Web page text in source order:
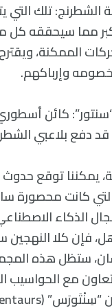
الشطرنج: تلك التي
مما سيحققه كل
الممكنة،
وإرباكهم.
“سنتور”: كائن
دفع بلاعبي
يمكننا توقع
التي كانت محصورة
الذكاء
فإن كلا
ستظل هذه
مع